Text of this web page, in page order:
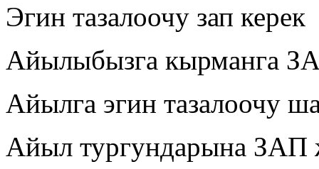
Эгин тазалоочу зап керек
Айылыбызга кырманга
Айылга эгин тазалоочу
Айыл тургундарына ЗАП